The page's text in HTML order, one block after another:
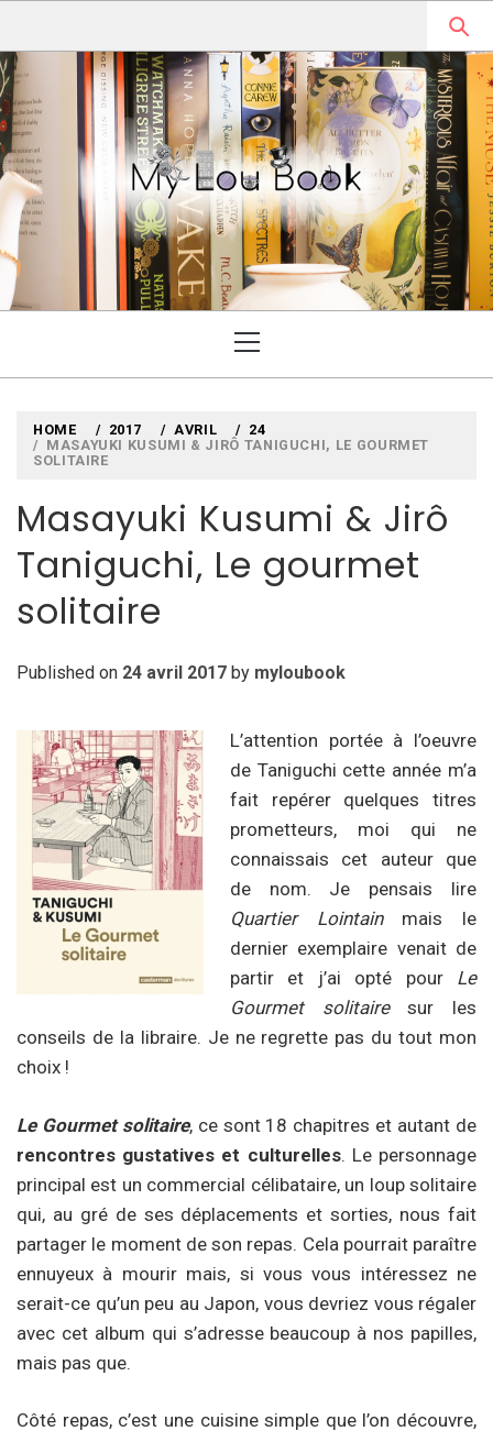
content
MYLOUBOOK
VOYAGES LITTÉRAIRES EN
ANGLETERRE ET AILLEURS
Menu
HOME 2017 AVRIL
24
MASAYUKI KUSUMI & JIRÔ TANIGUCHI, LE GOURMET
SOLITAIRE
Masayuki Kusumi & Jirô
Taniguchi, Le gourmet
solitaire
Published on 24 avril 2017 by myloubook
L’attention portée à l’oeuvre
de Taniguchi cette année m’a
fait repérer quelques titres
prometteurs, moi qui ne
connaissais cet auteur que
de nom. Je pensais lire
Quartier Lointainmais le
dernier exemplaire venait de
partir et j’ai opté pour Le
Gourmet solitairesur les
conseils de la libraire. Je ne regrette pas du tout mon
choix !
Le Gourmet solitaire, ce sont 18 chapitres et autant de
rencontres gustatives et culturelles. Le personnage
principal est un commercial célibataire, un loup solitaire
qui, au gré de ses déplacements et sorties, nous fait
partager le moment de son repas. Cela pourrait paraître
ennuyeux à mourir mais, si vous vous intéressez ne
serait-ce qu’un peu au Japon, vous devriez vous régaler
avec cet album qui s’adresse beaucoup à nos papilles,
mais pas que.
Côté repas, c’est une cuisine simple que l’on découvre,